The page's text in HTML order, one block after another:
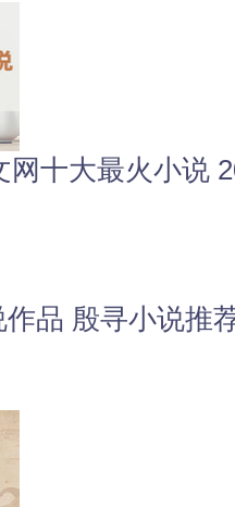
品 殷寻小说推